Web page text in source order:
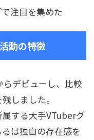
注目を集めた
動の特徴
デビューし、比較
しました。
する大手VTuberグ
は独自の存在感を